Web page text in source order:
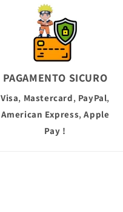
PAGAMENTO SICURO
Visa, Mastercard, PayPal,
American Express,Apple
Pay !